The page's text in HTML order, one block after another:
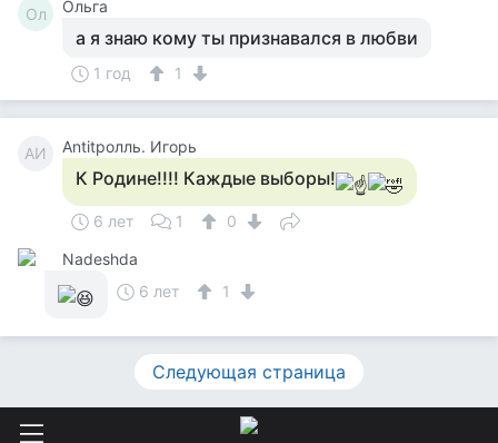
Ол Ольга
а я знаю кому ты признавался в любви
1 год 1
AИ Antitролль. Игорь
К Родине!!!! Каждые выборы!
6 лет 1
0
Nadeshda
6 лет
1
Следующая страница